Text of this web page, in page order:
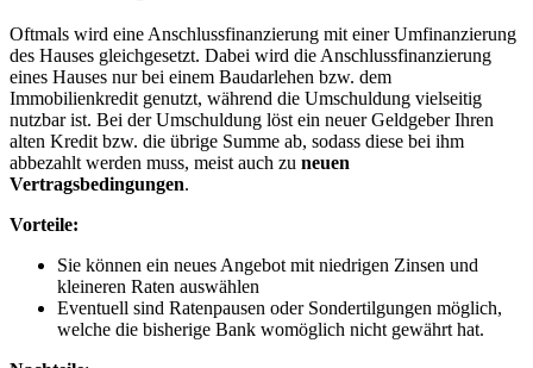
Oftmals wird eine Anschlussfinanzierung mit einer Umfinanzierung
des Hauses gleichgesetzt. Dabei wird die Anschlussfinanzierung
eines Hauses nur bei einem Baudarlehen bzw. dem
Immobilienkredit genutzt, während die Umschuldung vielseitig
nutzbar ist. Bei der Umschuldung löst ein neuer Geldgeber Ihren
alten Kredit bzw. die übrige Summe ab, sodass diese bei ihm
abbezahlt werden muss, meist auch zu neuen
Vertragsbedingungen.
Vorteile:
Sie können ein neues Angebot mit niedrigen Zinsen und
kleineren Raten auswählen
Eventuell sind Ratenpausen oder Sondertilgungen möglich,
welche die bisherige Bank womöglich nicht gewährt hat.